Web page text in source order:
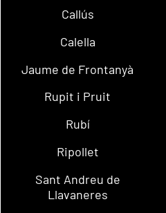
Callús
Calella
Jaume de Frontanyà
Rupit i Pruit
Rubí
Ripollet
Sant Andreu de
Llavaneres